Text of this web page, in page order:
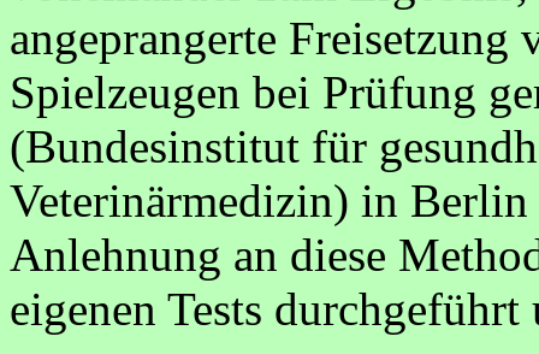
angeprangerte Freisetzung
Spielzeugen bei Prüfung
(Bundesinstitut für
Veterinärmedizin) in
Anlehnung an diese
eigenen Tests